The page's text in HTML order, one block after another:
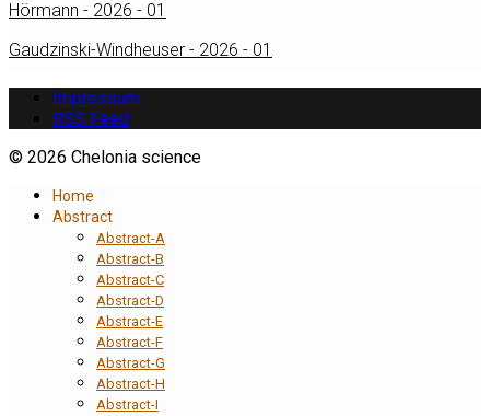
Hörmann - 2026 - 01
Gaudzinski-Windheuser - 2026 - 01
Impressum
RSS Feed
© 2026 Chelonia science
Home
Abstract
Abstract-A
Abstract-B
Abstract-C
Abstract-D
Abstract-E
Abstract-F
Abstract-G
Abstract-H
Abstract-I